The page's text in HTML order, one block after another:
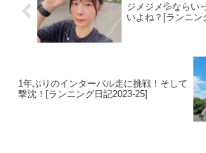
ジメジメ💦ならい
いよね？[ランニン
1年ぶりのインターバル走に挑戦！そして
撃沈！[ランニング日記2023-25]